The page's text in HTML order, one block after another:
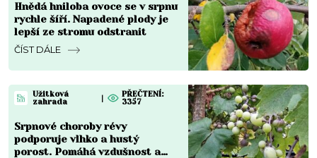
Hnědá hniloba ovoce se v srpnu
rychle šíří. Napadené plody je
lepší ze stromu odstranit
ČÍST DÁLE
Užitková
zahrada
|
PŘEČTENÍ:
3357
Srpnové choroby révy
podporuje vlhko a hustý
porost. Pomáhá vzdušnost a